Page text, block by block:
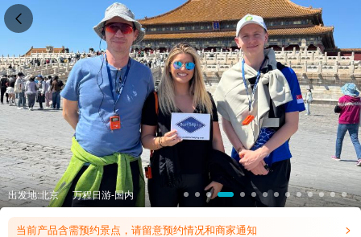
出发地:北京 万程日游-国内
当前产品含需预约景点，请留意预约情况和商家通知 
